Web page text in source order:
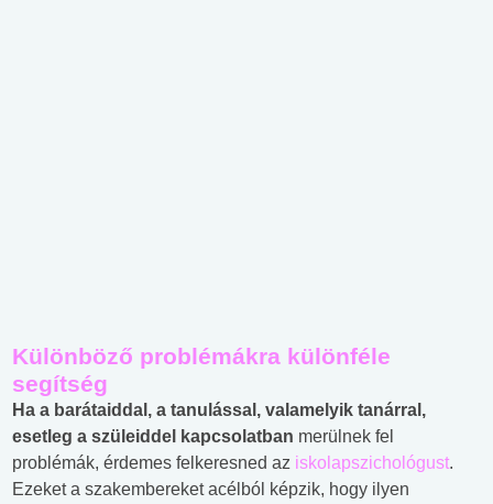
Különböző problémákra különféle
segítség
Ha a barátaiddal, a tanulással, valamelyik tanárral,
esetleg a szüleiddel kapcsolatban merülnek fel
problémák, érdemes felkeresned az iskolapszichológust.
Ezeket a szakembereket acélból képzik, hogy ilyen